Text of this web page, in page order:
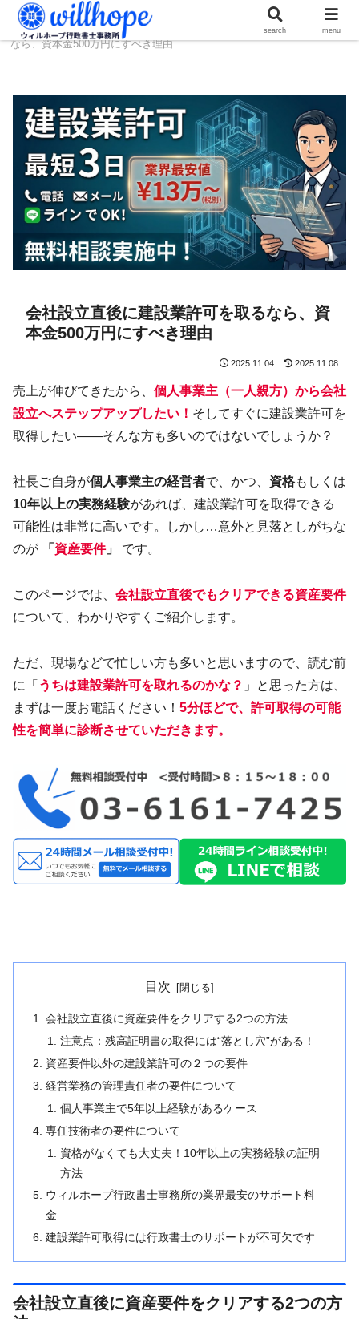
ホーム 建設コラム
会社設立直後に建設業許可を取る
なら、資本金500万円にすべき理由
会社設立直後に建設業許可を取るなら、資
本金500万円にすべき理由
2025.11.04 2025.11.08
売上が伸びてきたから、 個人事業主（一人親方）から会社
設立へステップアップしたい！ そしてすぐに建設業許可を
取得したい——そんな方も多いのではないでしょうか？
社長ご自身が個人事業主の経営者で、かつ、 資格もしくは
10年以上の実務経験があれば、建設業許可を取得できる
可能性は非常に高いです。しかし…意外と見落としがちな
のが
「 資産要件」 です。
このページでは、 会社設立直後でもクリアできる資産要件
について、わかりやすくご紹介します。
ただ、現場などで忙しい方も多いと思いますので、読む前
に「 うちは建設業許可を取れるのかな？ 」と思った方は、
まずは一度お電話ください！ 5分ほどで、許可取得の可能
性を簡単に診断させていただきます。
目次
会社設立直後に資産要件をクリアする2つの方法
注意点：残高証明書の取得には“落とし穴”がある！
資産要件以外の建設業許可の２つの要件
経営業務の管理責任者の要件について
個人事業主で5年以上経験があるケース
専任技術者の要件について
資格がなくても大丈夫！10年以上の実務経験の証明
方法
ウィルホープ行政書士事務所の業界最安のサポート料
金
建設業許可取得には行政書士のサポートが不可欠です
会社設立直後に資産要件をクリアする2つの方
search menu